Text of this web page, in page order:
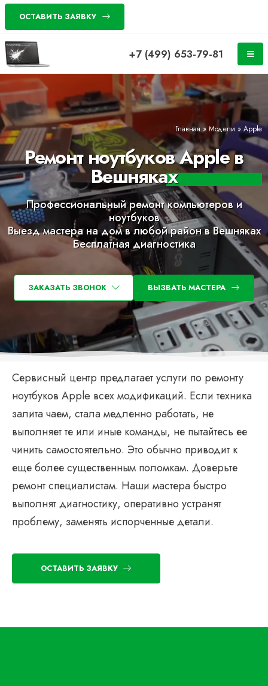
ОСТАВИТЬ ЗАЯВКУ
+7 (499) 653-79-81
Главная » Модели » Apple
Ремонт ноутбуков Apple в
Вешняках
Профессиональный ремонт компьютеров и
ноутбуков
Выезд мастера на дом в любой район в Вешняках
Бесплатная диагностика
ЗАКАЗАТЬ ЗВОНОК ВЫЗВАТЬ МАСТЕРА
Сервисный центр предлагает услуги по ремонту
ноутбуков Apple всех модификаций. Если техника
залита чаем, стала медленно работать, не
выполняет те или иные команды, не пытайтесь ее
чинить самостоятельно. Это обычно приводит к
еще более существенным поломкам. Доверьте
ремонт специалистам. Наши мастера быстро
выполнят диагностику, оперативно устранят
проблему, заменять испорченные детали.
ОСТАВИТЬ ЗАЯВКУ